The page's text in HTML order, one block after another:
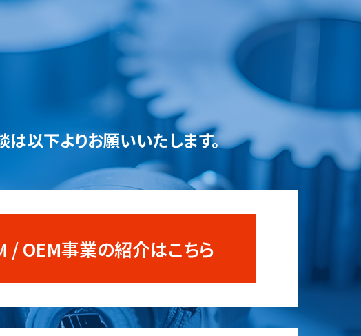
は以下よりお願いいたします。
/ OEM事業の紹介はこちら